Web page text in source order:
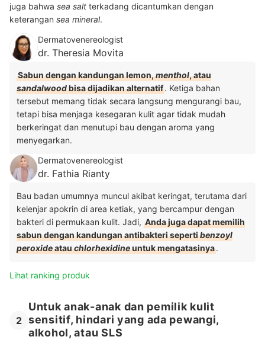
juga bahwa sea salt terkadang dicantumkan dengan
keterangan sea mineral.
Dermatovenereologist
dr. Theresia Movita
Sabun dengan kandungan lemon,menthol, atau
sandalwoodbisa dijadikan alternatif. Ketiga bahan
tersebut memang tidak secara langsung mengurangi bau,
tetapi bisa menjaga kesegaran kulit agar tidak mudah
berkeringat dan menutupi bau dengan aroma yang
menyegarkan.
Dermatovenereologist
dr. Fathia Rianty
Bau badan umumnya muncul akibat keringat, terutama dari
kelenjar apokrin di area ketiak, yang bercampur dengan
bakteri di permukaan kulit. Jadi, Anda juga dapat memilih
sabun dengan kandungan antibakteri sepertibenzoyl
peroxideatauchlorhexidineuntuk mengatasinya.
Lihat ranking produk
2
Untuk anak-anak dan pemilik kulit
sensitif, hindari yang ada pewangi,
alkohol, atau SLS